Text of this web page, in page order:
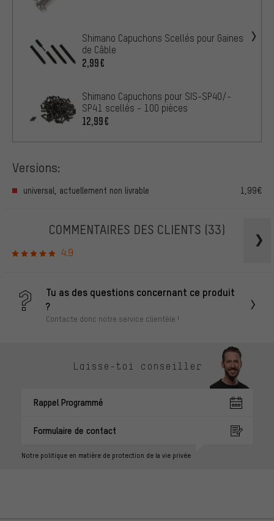
Shimano Capuchons Scellés pour Gaines
de Câble
2,99€
Shimano Capuchons pour SIS-SP40/-
SP41 scellés - 100 pièces
12,99€
Versions:
universal, actuellement non livrable 1,99€
COMMENTAIRES DES CLIENTS (33)
4.9
Tu as des questions concernant ce produit
?
Contacte donc notre service clientèle !
Laisse-toi conseiller
Rappel Programmé
Formulaire de contact
Notre politique en matière de protection de la vie privée